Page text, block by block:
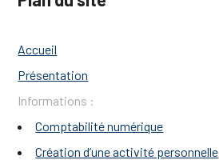
Accueil
Présentation
Informations
Comptabilité numérique
Création d’une activité personnelle